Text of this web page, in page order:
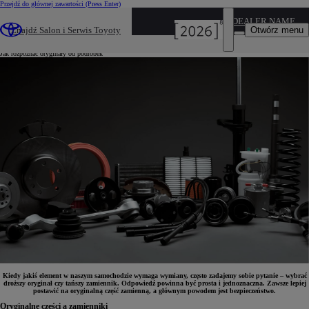
Przejdź do głównej zawartości (Press Enter)
Znajdź Salon i Serwis Toyoty
DEALER NAME
Otwórz menu
Oryginalne części zamienne do samochodu
Jak rozpoznać oryginały od podróbek
Kiedy jakiś element w naszym samochodzie wymaga wymiany, często zadajemy sobie pytanie – wybrać
droższy oryginał czy tańszy zamiennik. Odpowiedź powinna być prosta i jednoznaczna. Zawsze lepiej
postawić na oryginalną część zamienną, a głównym powodem jest bezpieczeństwo.
Oryginalne części a zamienniki